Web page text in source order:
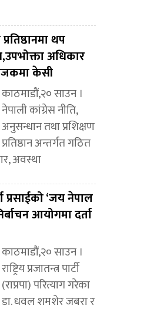
थप
अधिकार
केसी
काठमाडौं,२० साउन ।
नेपाली कांग्रेस नीति,
अनुसन्धान तथा प्रशिक्षण
प्रतिष्ठान अन्तर्गत गठित
अवस्था
प्रसाईको ‘जय नेपाल
आयोगमा दर्ता
काठमाडौं,२० साउन ।
राष्ट्रिय प्रजातन्त्र पार्टी
(राप्रपा) परित्याग गरेका
डा. धवल शमशेर जबरा र